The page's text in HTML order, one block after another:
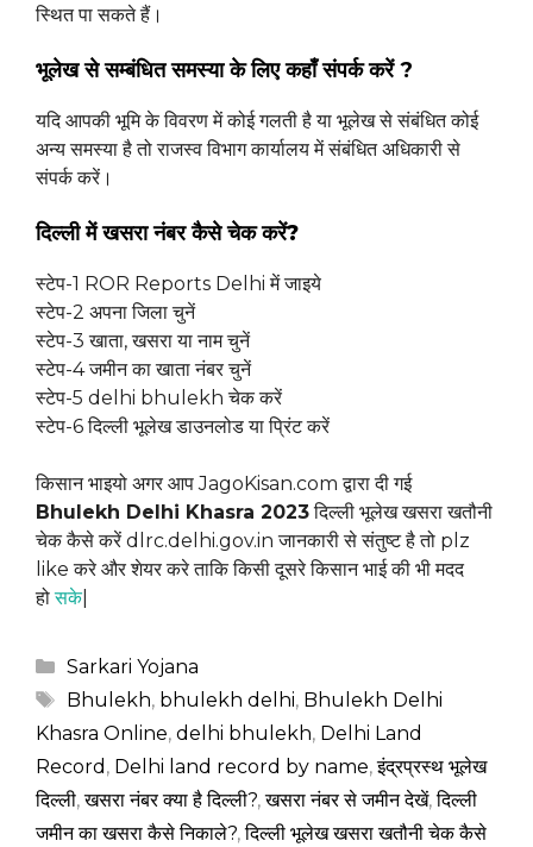
स्थित पा सकते हैं।
भूलेख से सम्बंधित समस्या के लिए कहाँ संपर्क करें ?
यदि आपकी भूमि के विवरण में कोई गलती है या भूलेख से संबंधित कोई
अन्य समस्या है तो राजस्व विभाग कार्यालय में संबंधित अधिकारी से
संपर्क करें।
दिल्ली में खसरा नंबर कैसे चेक करें?
स्टेप-1 ROR Reports Delhi में जाइये
स्टेप-2 अपना जिला चुनें
स्टेप-3 खाता, खसरा या नाम चुनें
स्टेप-4 जमीन का खाता नंबर चुनें
स्टेप-5 delhi bhulekh चेक करें
स्टेप-6 दिल्ली भूलेख डाउनलोड या प्रिंट करें
किसान भाइयो अगर आप JagoKisan.com द्वारा दी गई
Bhulekh Delhi Khasra 2023दिल्ली भूलेख खसरा खतौनी
चेक कैसे करें dlrc.delhi.gov.in जानकारी से संतुष्ट है तो plz
like करे और शेयर करे ताकि किसी दूसरे किसान भाई की भी मदद
होसके|
Categories
Sarkari Yojana
Tags
Bhulekh, bhulekh delhi, Bhulekh Delhi
Khasra Online, delhi bhulekh, Delhi Land
Record , Delhi land record by name,इंद्रप्रस्थ भूलेख
दिल्ली,खसरा नंबर क्या है दिल्ली?,खसरा नंबर से जमीन देखें,दिल्ली
जमीन का खसरा कैसे निकाले?,दिल्ली भूलेख खसरा खतौनी चेक कैसे